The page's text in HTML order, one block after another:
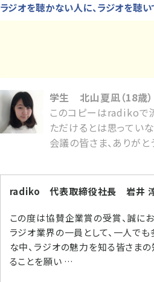
ラジオを聴かない人に、ラジオを聴
学生 北山夏凪（18歳）
このコピーはradikoで
ただけるとは思ってい
会議の皆さま、ありがと
radiko 代表取締役社長 岩井
この度は協賛企業賞の受賞、誠に
ラジオ業界の一員として、一人で
な中、ラジオの魅力を知る皆さま
ることを願い …